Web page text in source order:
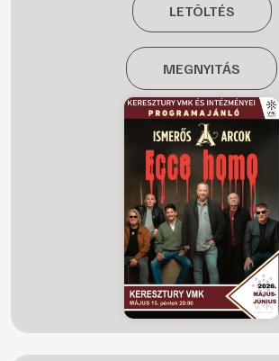
LETÖLTÉS
MEGNYITÁS